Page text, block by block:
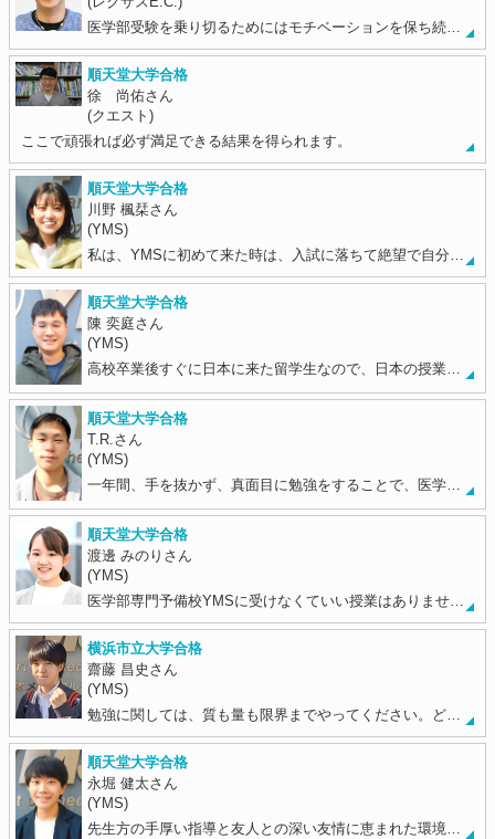
医学部受験を乗り切るためにはモチベーションを保ち続…
順天堂大学合格
徐 尚佑さん
(クエスト)
ここで頑張れば必ず満足できる結果を得られます。
順天堂大学合格
川野 楓栞さん
(YMS)
私は、YMSに初めて来た時は、入試に落ちて絶望で自分…
順天堂大学合格
陳 奕庭さん
(YMS)
高校卒業後すぐに日本に来た留学生なので、日本の授業…
順天堂大学合格
T.R.さん
(YMS)
一年間、手を抜かず、真面目に勉強をすることで、医学…
順天堂大学合格
渡邊 みのりさん
(YMS)
医学部専門予備校YMSに受けなくていい授業はありませ…
横浜市立大学合格
齋藤 昌史さん
(YMS)
勉強に関しては、質も量も限界までやってください。ど…
順天堂大学合格
永堀 健太さん
(YMS)
先生方の手厚い指導と友人との深い友情に恵まれた環境…